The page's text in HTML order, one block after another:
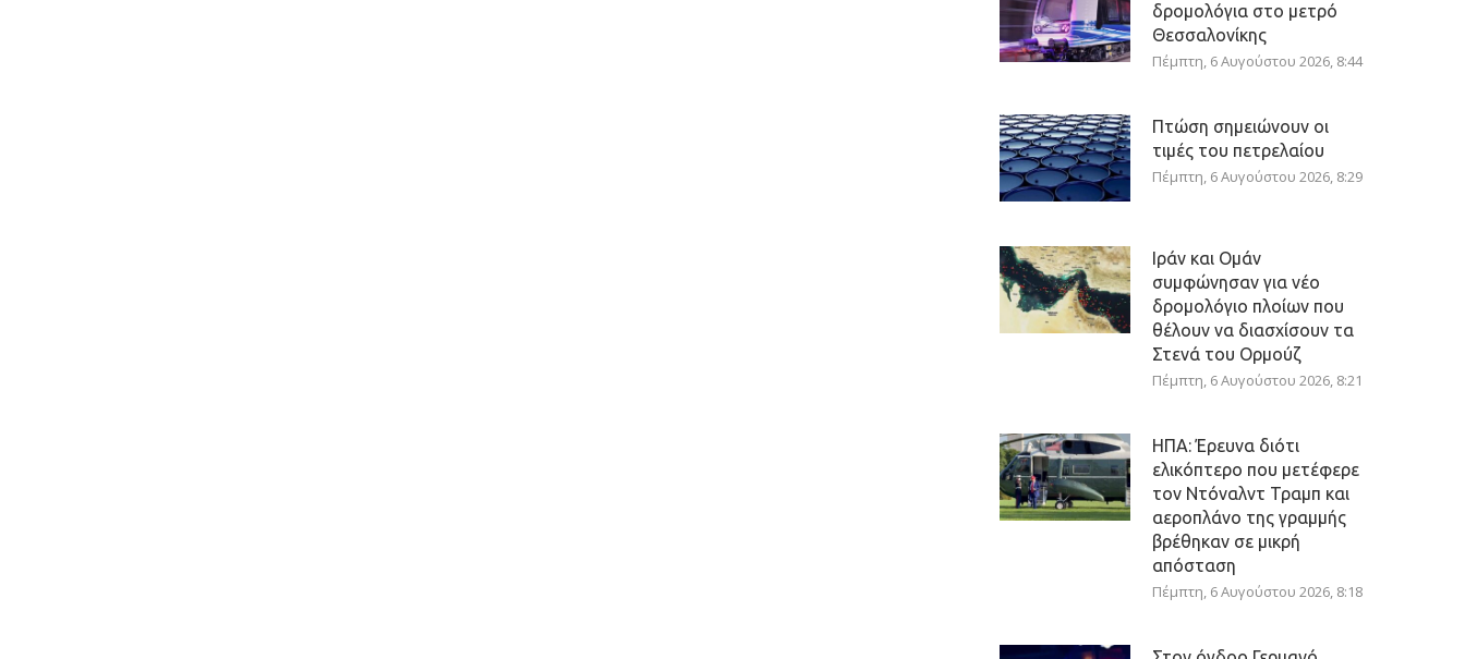
δρομολόγια στο μετρό
Θεσσαλονίκης
Πέμπτη, 6 Αυγούστου 2026, 8:44
Πτώση σημειώνουν οι
τιμές του πετρελαίου
Πέμπτη, 6 Αυγούστου 2026, 8:29
Ιράν και Ομάν
συμφώνησαν για νέο
δρομολόγιο πλοίων που
θέλουν να διασχίσουν τα
Στενά του Ορμούζ
Πέμπτη, 6 Αυγούστου 2026, 8:21
ΗΠΑ: Έρευνα διότι
ελικόπτερο που μετέφερε
τον Ντόναλντ Τραμπ και
αεροπλάνο της γραμμής
βρέθηκαν σε μικρή
απόσταση
Πέμπτη, 6 Αυγούστου 2026, 8:18